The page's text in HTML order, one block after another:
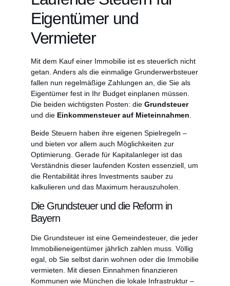
Eigentümer und
Vermieter
Mit dem Kauf einer Immobilie ist es steuerlich nicht
getan. Anders als die einmalige Grunderwerbsteuer
fallen nun regelmäßige Zahlungen an, die Sie als
Eigentümer fest in Ihr Budget einplanen müssen.
Die beiden wichtigsten Posten: die Grundsteuer
und die Einkommensteuer auf Mieteinnahmen
Beide Steuern haben ihre eigenen Spielregeln –
und bieten vor allem auch Möglichkeiten zur
Optimierung. Gerade für Kapitalanleger ist das
Verständnis dieser laufenden Kosten essenziell, um
die Rentabilität ihres Investments sauber zu
kalkulieren und das Maximum herauszuholen.
Die Grundsteuer und die Reform in
Bayern
Die Grundsteuer ist eine Gemeindesteuer, die jeder
Immobilieneigentümer jährlich zahlen muss. Völlig
egal, ob Sie selbst darin wohnen oder die Immobilie
vermieten. Mit diesen Einnahmen finanzieren
Kommunen wie München die lokale Infrastruktur –